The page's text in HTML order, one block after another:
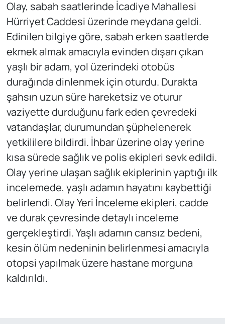
Olay, sabah saatlerinde İcadiye Mahallesi
Hürriyet Caddesi üzerinde meydana geldi.
Edinilen bilgiye göre, sabah erken saatlerde
ekmek almak amacıyla evinden dışarı çıkan
yaşlı bir adam, yol üzerindeki otobüs
durağında dinlenmek için oturdu. Durakta
şahsın uzun süre hareketsiz ve oturur
vaziyette durduğunu fark eden çevredeki
vatandaşlar, durumundan şüphelenerek
yetkililere bildirdi. İhbar üzerine olay yerine
kısa sürede sağlık ve polis ekipleri sevk edildi.
Olay yerine ulaşan sağlık ekiplerinin yaptığı ilk
incelemede, yaşlı adamın hayatını kaybettiği
belirlendi. Olay Yeri İnceleme ekipleri, cadde
ve durak çevresinde detaylı inceleme
gerçekleştirdi. Yaşlı adamın cansız bedeni,
kesin ölüm nedeninin belirlenmesi amacıyla
otopsi yapılmak üzere hastane morguna
kaldırıldı.